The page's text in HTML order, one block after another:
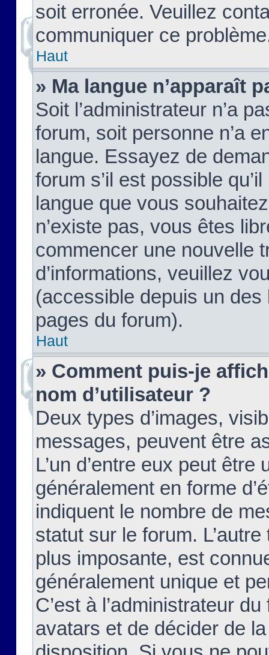
soit erronée. Veuillez
communiquer ce
Haut
» Ma langue n’apparaît
Soit l’administrateur n’a
forum, soit personne n’a
langue. Essayez de
forum s’il est possible
langue que vous
n’existe pas, vous êtes
commencer une nouvelle
d’informations, veuillez
(accessible depuis un
pages du forum).
Haut
» Comment puis-je
nom d’utilisateur ?
Deux types d’images,
messages, peuvent être
L’un d’entre eux peut
généralement en forme
indiquent le nombre de
statut sur le forum.
plus imposante, est
généralement unique et
C’est à l’administrateur
avatars et de décider de